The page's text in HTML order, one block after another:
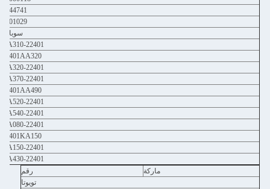
4444741
4501029
سوبارو
22401-AA310
22401AA320
22401-AA320
22401-AA370
22401AA490
22401-AA520
22401-AA540
22401-KA080
22401KA150
22401-KA150
22401-KA430
ماركة
رقم
تويوتا